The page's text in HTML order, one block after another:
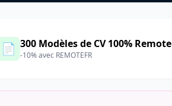
📄 300 Modèles de CV 100% Remote
-10% avec REMOTEFR